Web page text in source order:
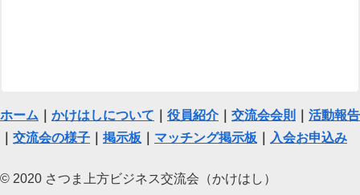
ホーム かけはしについて 役員紹介｜ 交流会会則
活動報告
交流会の様子 掲示板 マッチング掲示板 入会お申込み
© 2020 さつま上方ビジネス交流会（かけはし）